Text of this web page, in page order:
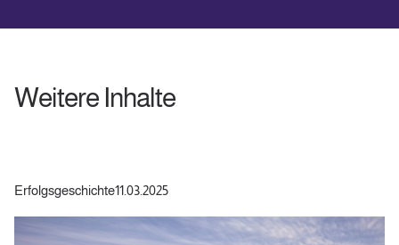
Weitere Inhalte
Erfolgsgeschichte11.03.2025